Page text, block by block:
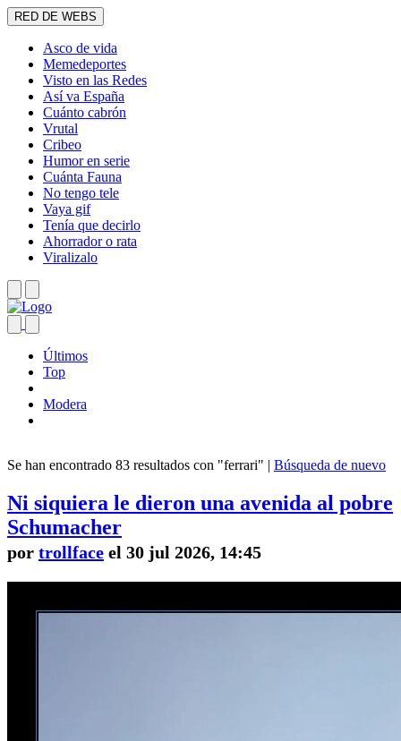
RED DE WEBS
Asco de vida
Memedeportes
Visto en las Redes
Así va España
Cuánto cabrón
Vrutal
Cribeo
Humor en serie
Cuánta Fauna
No tengo tele
Vaya gif
Tenía que decirlo
Ahorrador o rata
Viralizalo
Últimos
Top
Modera
Se han encontrado 83 resultados con "ferrari" | Búsqueda de nuevo
Ni siquiera le dieron una avenida al pobre
Schumacher
por trollface el 30 jul 2026, 14:45